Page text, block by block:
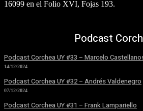
16099 en el Folio XVI, Fojas 193.
Podcast
Podcast Corchea UY #33 – Marcelo
14/12/2024
Podcast Corchea UY #32 – Andrés Valdenegro
07/12/2024
Podcast Corchea UY #31 – Frank Lampariello